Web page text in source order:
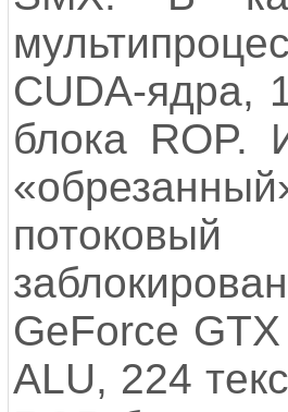
CUDA-ядра,
блока ROP.
потоковый
GeForce
ALU, 224